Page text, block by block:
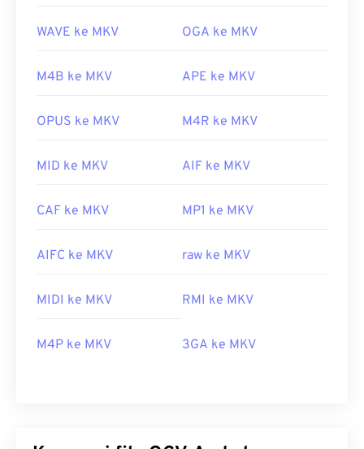
WAVE ke MKV OGA ke MKV
M4B ke MKV APE ke MKV
OPUS ke MKV M4R ke MKV
MID ke MKV AIF ke MKV
CAF ke MKV MP1 ke MKV
AIFC ke MKV raw ke MKV
MIDI ke MKV RMI ke MKV
M4P ke MKV 3GA ke MKV